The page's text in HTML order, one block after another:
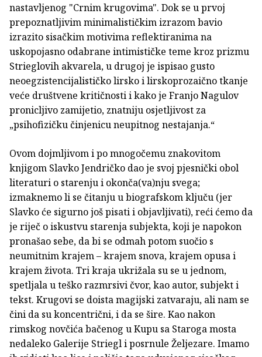
nastavljenog "Crnim krugovima". Dok se u prvoj
prepoznatljivim minimalističkim izrazom bavio
izrazito sisačkim motivima reflektiranima na
uskopojasno odabrane intimističke teme kroz prizmu
Strieglovih akvarela, u drugoj je ispisao gusto
neoegzistencijalističko lirsko i lirskoprozaično tkanje
veće društvene kritičnosti i kako je Franjo Nagulov
pronicljivo zamijetio, znatniju osjetljivost za
„psihofizičku činjenicu neupitnog nestajanja.“
Ovom dojmljivom i po mnogočemu znakovitom
knjigom Slavko Jendričko dao je svoj pjesnički obol
literaturi o starenju i okonča(va)nju svega;
izmaknemo li se čitanju u biografskom ključu (jer
Slavko će sigurno još pisati i objavljivati), reći ćemo da
je riječ o iskustvu starenja subjekta, koji je napokon
pronašao sebe, da bi se odmah potom suočio s
neumitnim krajem – krajem snova, krajem opusa i
krajem života. Tri kraja ukrižala su se u jednom,
spetljala u teško razmrsivi čvor, kao autor, subjekt i
tekst. Krugovi se doista magijski zatvaraju, ali nam se
čini da su koncentrični, i da se šire. Kao nakon
rimskog novčića bačenog u Kupu sa Staroga mosta
nedaleko Galerije Striegl i posrnule Željezare. Imamo